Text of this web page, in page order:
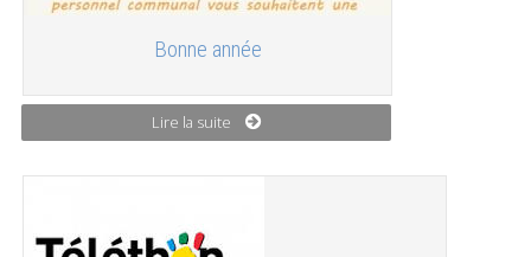
Bonne année
Lire la suite